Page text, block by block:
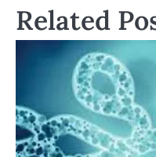
Related